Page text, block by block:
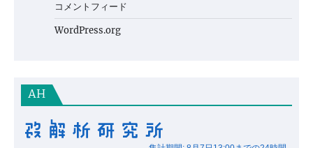
コメントフィード
WordPress.org
AH